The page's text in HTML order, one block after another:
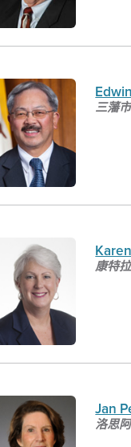
三藩
康特
Jan
洛思